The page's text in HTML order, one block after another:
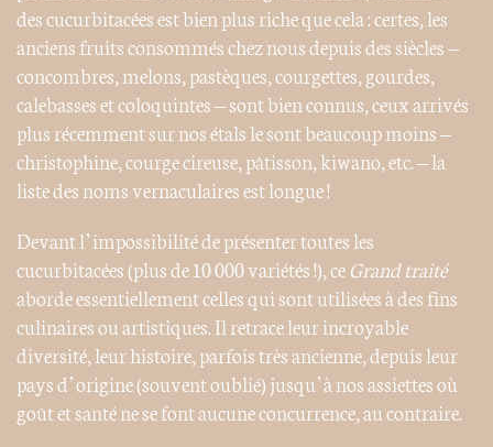
des cucurbitacées est bien plus riche que cela : certes, les
anciens fruits consommés chez nous depuis des siècles –
concombres, melons, pastèques, courgettes, gourdes,
calebasses et coloquintes – sont bien connus, ceux arrivés
plus récemment sur nos étals le sont beaucoup moins –
christophine, courge cireuse, pâtisson, kiwano, etc. – la
liste des noms vernaculaires est longue !
Devant l’impossibilité de présenter toutes les
cucurbitacées (plus de 10 000 variétés !), ceGrand traité
aborde essentiellement celles qui sont utilisées à des fins
culinaires ou artistiques. Il retrace leur incroyable
diversité, leur histoire, parfois très ancienne, depuis leur
pays d’origine (souvent oublié) jusqu’à nos assiettes où
goût et santé ne se font aucune concurrence, au contraire.